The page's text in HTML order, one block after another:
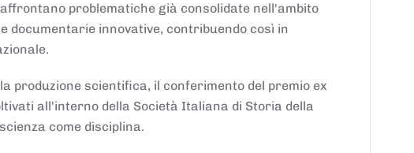
problematiche già consolidate nell'ambito
innovative, contribuendo così in
produzione scientifica, il conferimento del premio ex
all'interno della Società Italiana di Storia della
come disciplina.